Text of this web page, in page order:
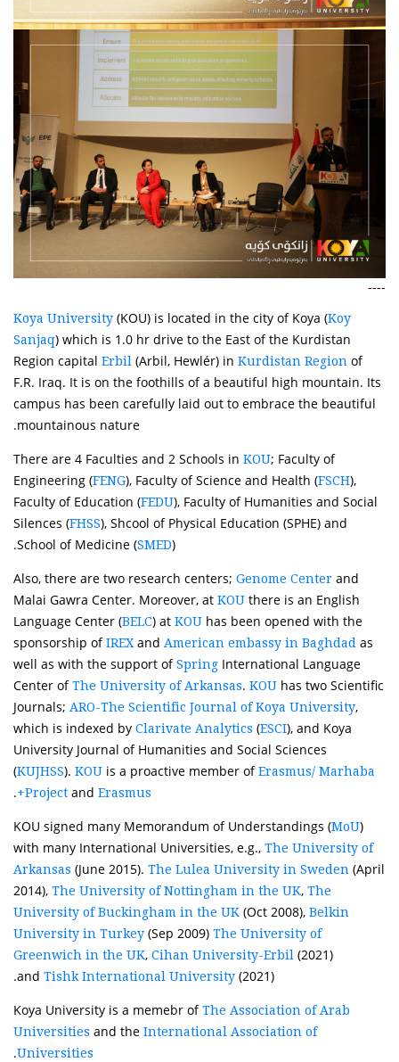
----
Koya University (KOU) is located in the city of Koya (Koy
Sanjaq) which is 1.0 hr drive to the East of the Kurdistan
Region capital Erbil (Arbil, Hewlér) in Kurdistan Region of
F.R. Iraq. It is on the foothills of a beautiful high mountain. Its
campus has been carefully laid out to embrace the beautiful
mountainous nature.
There are 4 Faculties and 2 Schools in KOU; Faculty of
Engineering (FENG), Faculty of Science and Health (FSCH),
Faculty of Education (FEDU), Faculty of Humanities and Social
Silences (FHSS), Shcool of Physical Education (SPHE) and
School of Medicine (SMED).
Also, there are two research centers; Genome Center and
Malai Gawra Center. Moreover, at KOU there is an English
Language Center (BELC) at KOU has been opened with the
sponsorship ofIREX and American embassy in Baghdad as
well as with the support ofSpring International Language
Center ofThe University of Arkansas. KOU has two Scientific
Journals; ARO-The Scientific Journal of Koya University,
which is indexed by Clarivate Analytics (ESCI), and Koya
University Journal of Humanities and Social Sciences
(KUJHSS). KOU is a proactive member ofErasmus/ Marhaba
Project and Erasmus+
.
KOU signed many Memorandum of Understandings (MoU)
with many International Universities, e.g., The University of
Arkansas (June 2015). The Lulea University in Sweden (April
2014), The University of Nottingham in the UK, The
University of Buckingham in the UK (Oct 2008), Belkin
University in Turkey (Sep 2009) The University of
Greenwich in the UK, Cihan University-Erbil (2021)
and Tishk International University (2021).
Koya University is a memebr ofThe Association of Arab
Universities and the International Association of
Universities
.